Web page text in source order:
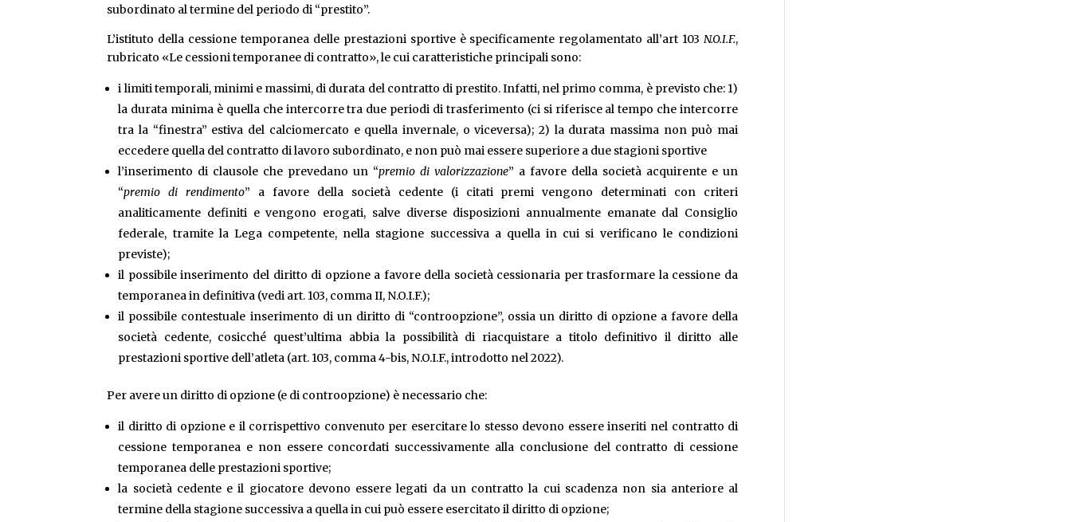
subordinato al termine del periodo di “prestito”.
L’istituto della cessione temporanea delle prestazioni sportive è specificamente regolamentato all’art 103N.O.I.F.,
rubricato «Le cessioni temporanee di contratto», le cui caratteristiche principali sono:
i limiti temporali, minimi e massimi, di durata del contratto di prestito. Infatti, nel primo comma, è previsto che: 1)
la durata minima è quella che intercorre tra due periodi di trasferimento (ci si riferisce al tempo che intercorre
tra la “finestra” estiva del calciomercato e quella invernale, o viceversa); 2) la durata massima non può mai
eccedere quella del contratto di lavoro subordinato, e non può mai essere superiore a due stagioni sportive
l’inserimento di clausole che prevedano un “premio di valorizzazione” a favore della società acquirente e un
“premio di rendimento” a favore della società cedente (i citati premi vengono determinati con criteri
analiticamente definiti e vengono erogati, salve diverse disposizioni annualmente emanate dal Consiglio
federale, tramite la Lega competente, nella stagione successiva a quella in cui si verificano le condizioni
previste);
il possibile inserimento del diritto di opzione a favore della società cessionaria per trasformare la cessione da
temporanea in definitiva (vedi art. 103, comma II, N.O.I.F.);
il possibile contestuale inserimento di un diritto di “controopzione”, ossia un diritto di opzione a favore della
società cedente, cosicché quest’ultima abbia la possibilità di riacquistare a titolo definitivo il diritto alle
prestazioni sportive dell’atleta (art. 103, comma 4-bis, N.O.I.F., introdotto nel 2022).
Per avere un diritto di opzione (e di controopzione) è necessario che:
il diritto di opzione e il corrispettivo convenuto per esercitare lo stesso devono essere inseriti nel contratto di
cessione temporanea e non essere concordati successivamente alla conclusione del contratto di cessione
temporanea delle prestazioni sportive;
la società cedente e il giocatore devono essere legati da un contratto la cui scadenza non sia anteriore al
termine della stagione successiva a quella in cui può essere esercitato il diritto di opzione;